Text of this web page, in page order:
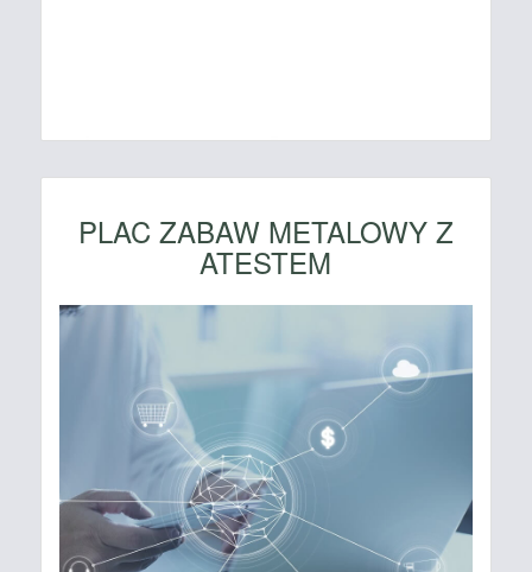
PLAC ZABAW METALOWY Z
ATESTEM